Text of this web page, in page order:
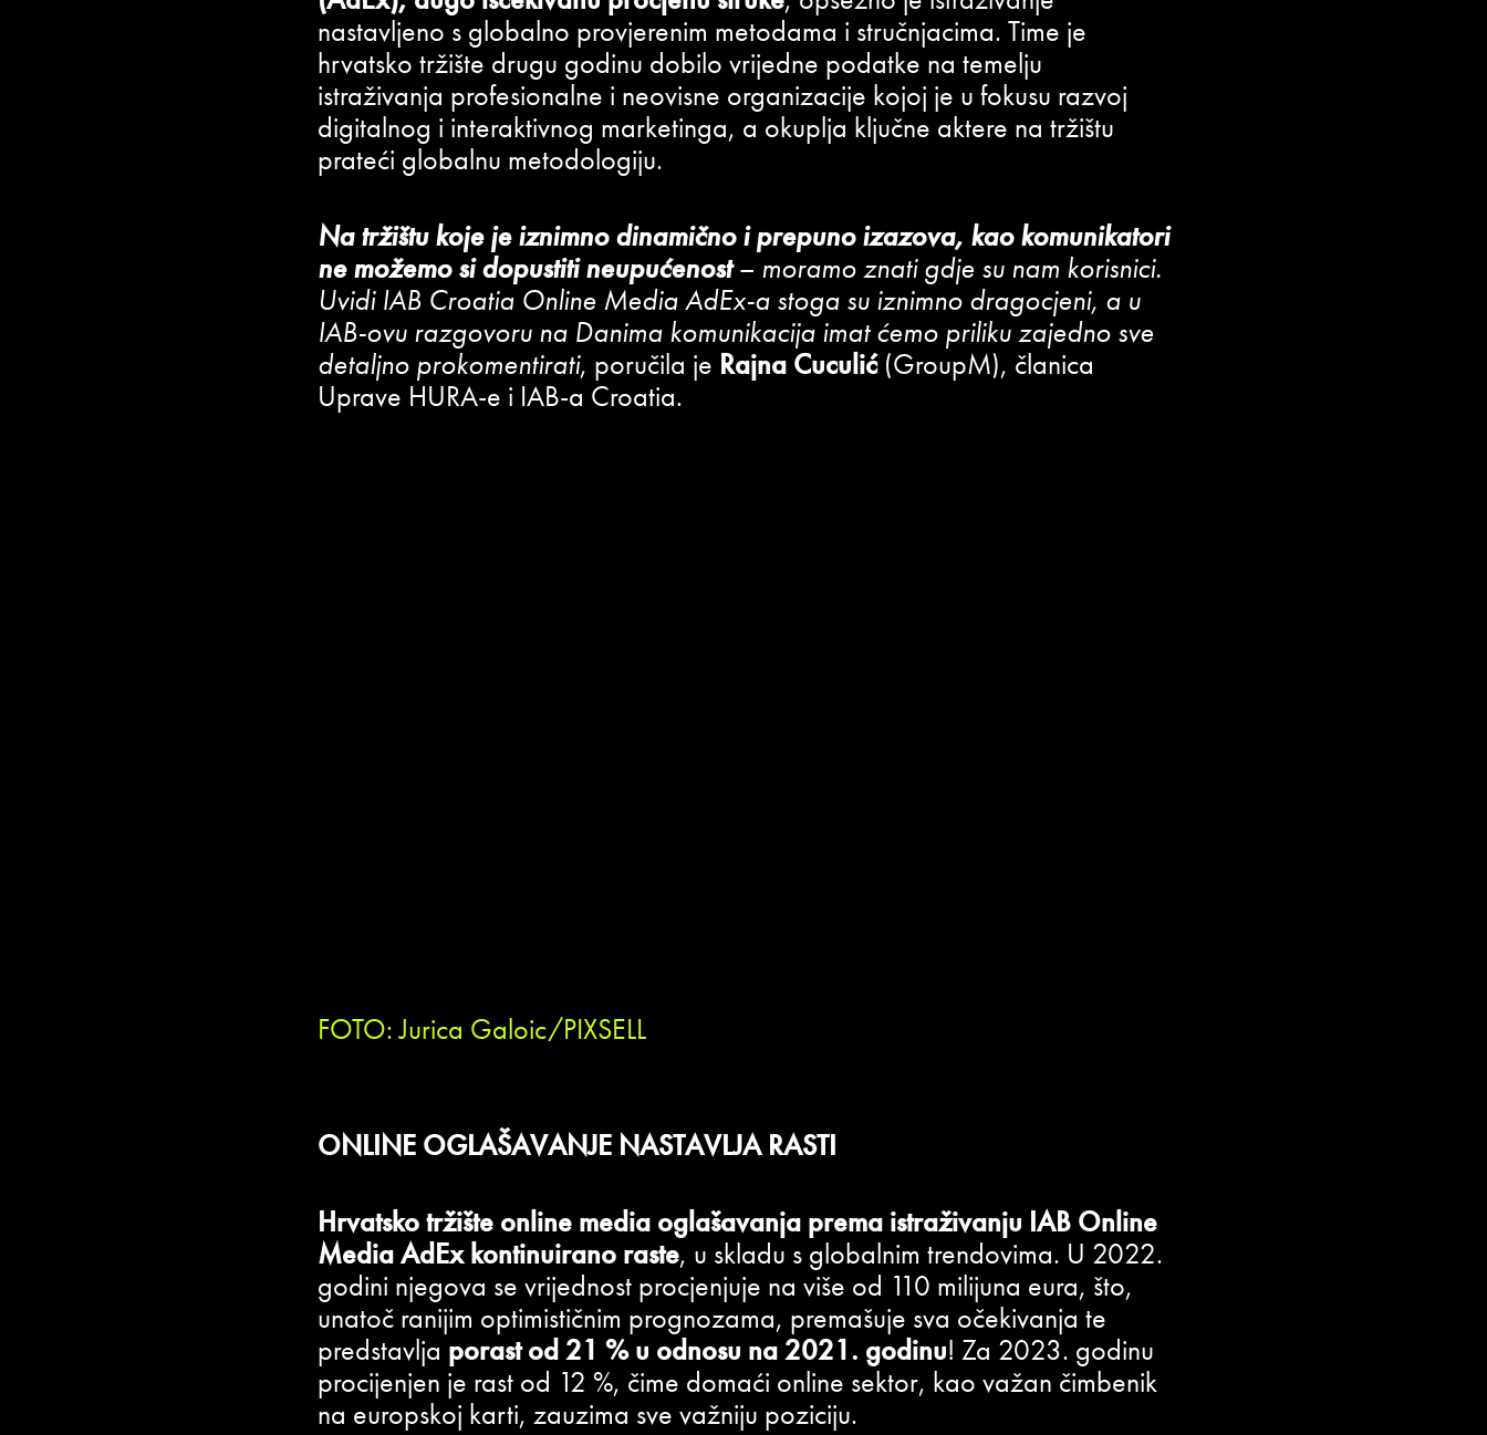
nastavljeno s globalno provjerenim metodama i stručnjacima. Time je
hrvatsko tržište drugu godinu dobilo vrijedne podatke na temelju
istraživanja profesionalne i neovisne organizacije kojoj je u fokusu razvoj
digitalnog i interaktivnog marketinga, a okuplja ključne aktere na tržištu
prateći globalnu metodologiju.
Na tržištu koje je iznimno dinamično i prepuno izazova, kao komunikatori
ne možemo si dopustiti neupućenost– moramo znati gdje su nam korisnici.
Uvidi IAB Croatia Online Media AdEx-a stoga su iznimno dragocjeni, a u
IAB-ovu razgovoru na Danima komunikacija imat ćemo priliku zajedno sve
detaljno prokomentirati, poručila je Rajna Cuculić(GroupM), članica
Uprave HURA-e i IAB-a Croatia.
FOTO: Jurica Galoic/PIXSELL
ONLINE OGLAŠAVANJE NASTAVLJA RASTI
Hrvatsko tržište online media oglašavanja prema istraživanju IAB Online
Media AdEx kontinuirano raste, u skladu s globalnim trendovima. U 2022.
godini njegova se vrijednost procjenjuje na više od 110 milijuna eura, što,
unatoč ranijim optimističnim prognozama, premašuje sva očekivanja te
predstavlja porast od 21 % u odnosu na 2021. godinu! Za 2023. godinu
procijenjen je rast od 12 %, čime domaći online sektor, kao važan čimbenik
na europskoj karti, zauzima sve važniju poziciju.